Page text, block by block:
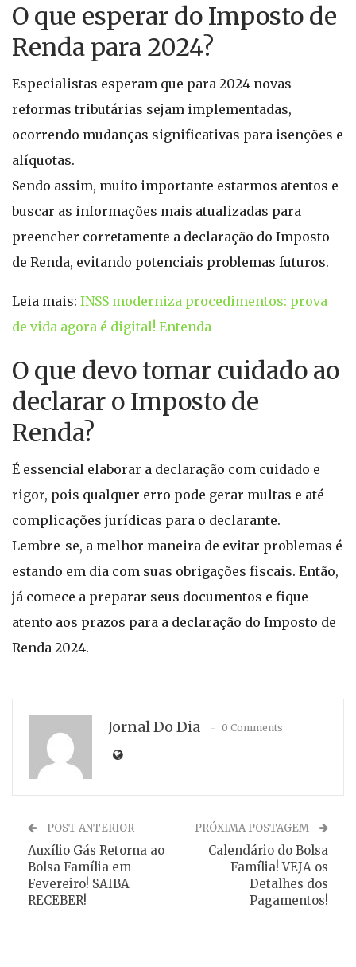
O que esperar do Imposto de
Renda para 2024?
Especialistas esperam que para 2024 novas
reformas tributárias sejam implementadas,
ocorrendo mudanças significativas para isenções e
alíquotas.
Sendo assim, muito importante estarmos atentos e
buscar as informações mais atualizadas para
preencher corretamente a declaração do Imposto
de Renda, evitando potenciais problemas futuros.
Leia mais: INSS moderniza procedimentos: prova
de vida agora é digital! Entenda
O que devo tomar cuidado ao
declarar o Imposto de
Renda?
É essencial elaborar a declaração com cuidado e
rigor, pois qualquer erro pode gerar multas e até
complicações jurídicas para o declarante.
Lembre-se, a melhor maneira de evitar problemas é
estando em dia com suas obrigações fiscais. Então,
já comece a preparar seus documentos e fique
atento aos prazos para a declaração do Imposto de
Renda 2024.
Jornal Do Dia 0 Comments
POST ANTERIOR
Auxílio Gás Retorna ao
Bolsa Família em
Fevereiro! SAIBA
RECEBER!
PRÓXIMA POSTAGEM
Calendário do Bolsa
Família! VEJA os
Detalhes dos
Pagamentos!